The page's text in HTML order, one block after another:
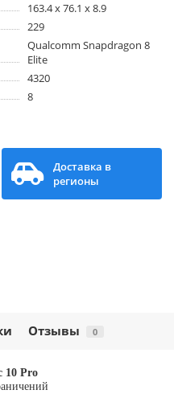
163.4 x 76.1 x 8.9
229
Qualcomm Snapdragon 8
Elite
4320
8
Доставка в
регионы
Отзывы 0
10 Pro